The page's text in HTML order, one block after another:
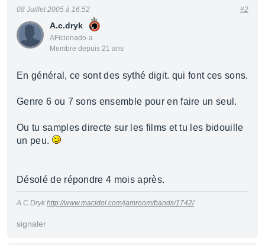
A.c.dryk
AFicionado·a
Membre depuis 21 ans
08 Juillet 2005 à 16:52 #2
En général, ce sont des sythé digit. qui font ces sons.
Genre 6 ou 7 sons ensemble pour en faire un seul.
Ou tu samples directe sur les films et tu les bidouille
un peu.
Désolé de répondre 4 mois après.
A.C.Dryk http://www.macidol.com/jamroom/bands/1742/
signaler